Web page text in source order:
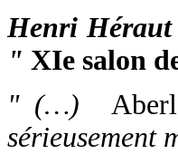
Henri Héraut
" XIe salon
" (…)
sérieusement